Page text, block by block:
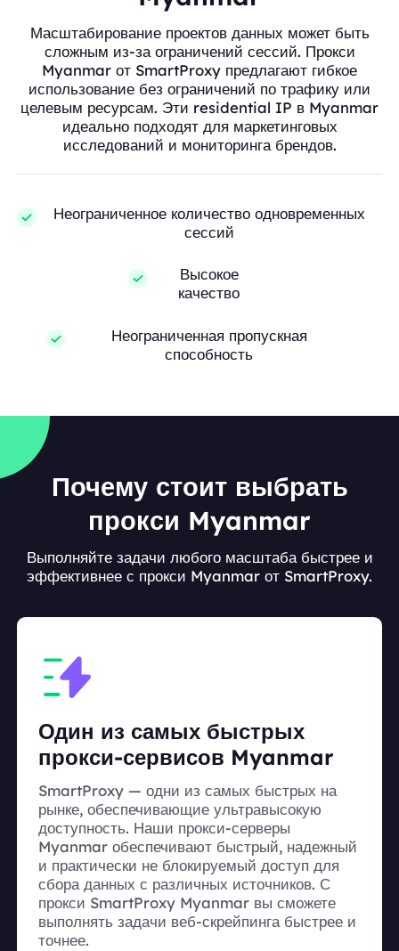
Масштабирование проектов данных может быть
сложным из-за ограничений сессий. Прокси
Myanmar от SmartProxy предлагают гибкое
использование без ограничений по трафику или
целевым ресурсам. Эти residential IP в Myanmar
идеально подходят для маркетинговых
исследований и мониторинга брендов.
Неограниченное количество одновременных
сессий
Высокое
качество
Неограниченная пропускная
способность
Почему стоит выбрать
прокси Myanmar
Выполняйте задачи любого масштаба быстрее и
эффективнее с прокси Myanmar от SmartProxy.
Один из самых быстрых
прокси-сервисов Myanmar
SmartProxy — одни из самых быстрых на
рынке, обеспечивающие ультравысокую
доступность. Наши прокси-серверы
Myanmar обеспечивают быстрый, надежный
и практически не блокируемый доступ для
сбора данных с различных источников. С
прокси SmartProxy Myanmar вы сможете
выполнять задачи веб-скрейпинга быстрее и
точнее.